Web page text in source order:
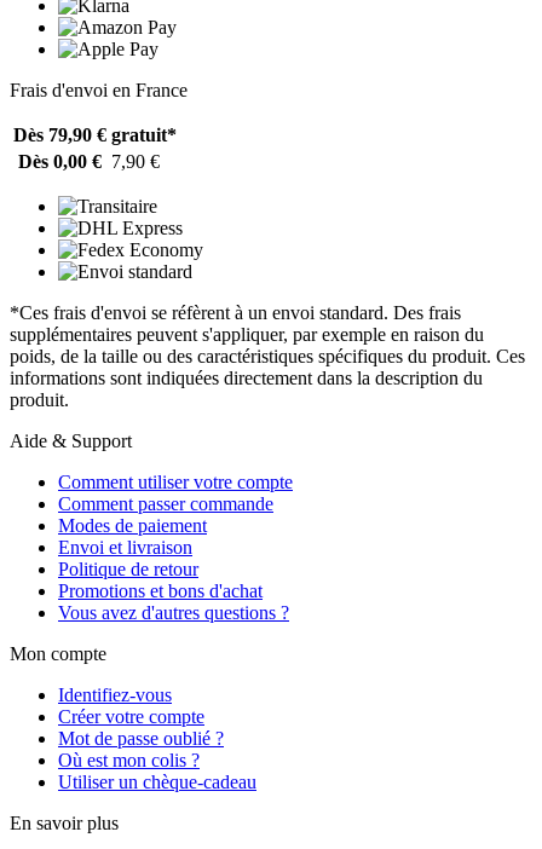
Frais d'envoi en France
Dès 79,90 € gratuit*
Dès 0,00 € 7,90 €
*Ces frais d'envoi se réfèrent à un envoi standard. Des frais
supplémentaires peuvent s'appliquer, par exemple en raison du
poids, de la taille ou des caractéristiques spécifiques du produit. Ces
informations sont indiquées directement dans la description du
produit.
Aide & Support
Comment utiliser votre compte
Comment passer commande
Modes de paiement
Envoi et livraison
Politique de retour
Promotions et bons d'achat
Vous avez d'autres questions ?
Mon compte
Identifiez-vous
Créer votre compte
Mot de passe oublié ?
Où est mon colis ?
Utiliser un chèque-cadeau
En savoir plus